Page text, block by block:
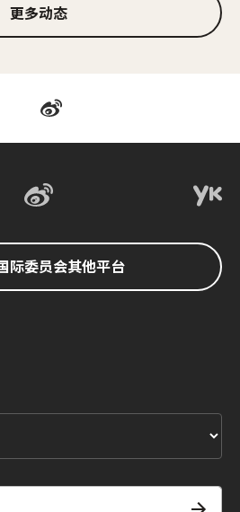
更多动态
际委员会其他平台